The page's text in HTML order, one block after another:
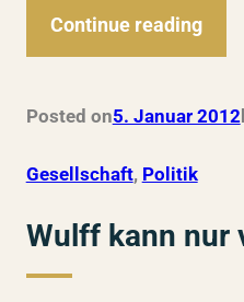
Continue reading
Posted on5. Januar 2012
Gesellschaft, Politik
Wulff kann nur